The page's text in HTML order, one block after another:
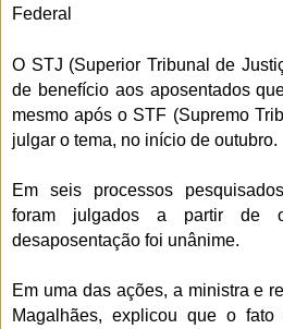
Federal
O STJ (Superior Tribunal de
de benefício aos aposentados
mesmo após o STF (Supremo
julgar o tema, no início de outubro.
Em seis processos
foram julgados a partir de
desaposentação foi unânime.
Em uma das ações, a ministra e
Magalhães, explicou que o